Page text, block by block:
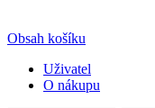
Obsah košíku
Uživatel
O nákupu